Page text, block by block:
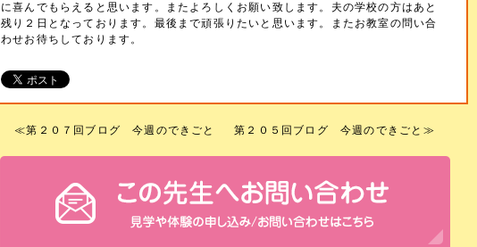
に喜んでもらえると思います。またよろしくお願い致します。夫の学校の方はあと
残り２日となっております。最後まで頑張りたいと思います。またお教室の問い合
わせお待ちしております。
≪第２０７回ブログ 今週のできごと 第２０５回ブログ 今週のできごと ≫